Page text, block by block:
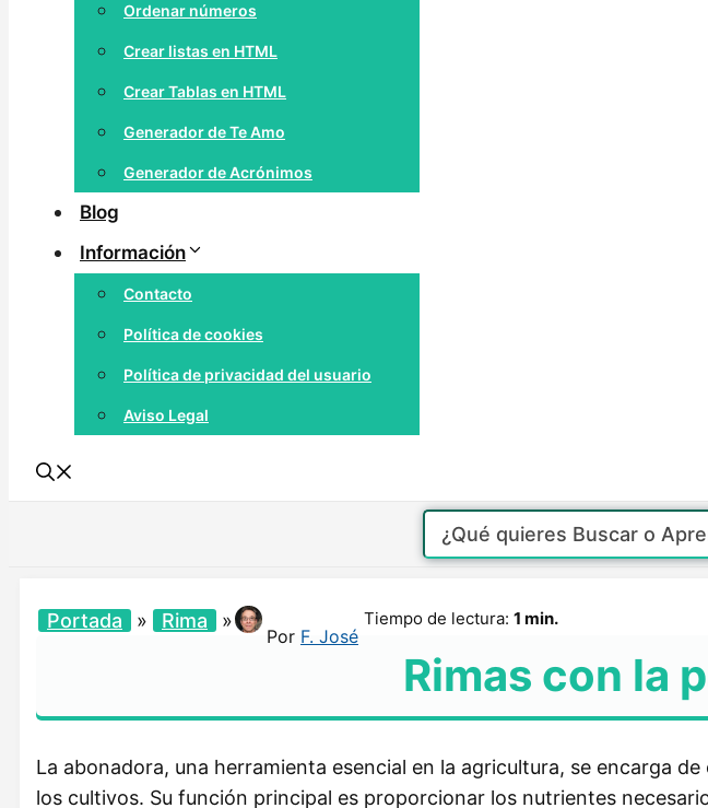
Ordenar números
Crear listas en HTML
Crear Tablas en HTML
Generador de Te Amo
Generador de Acrónimos
Blog
Información
Contacto
Política de cookies
Política de privacidad del usuario
Aviso Legal
Portada » Rima »
Por F. José
Tiempo de lectura: 1 min.
Rimas con la
La abonadora, una herramienta esencial en la agricultura, se encarga
los cultivos. Su función principal es proporcionar los nutrientes